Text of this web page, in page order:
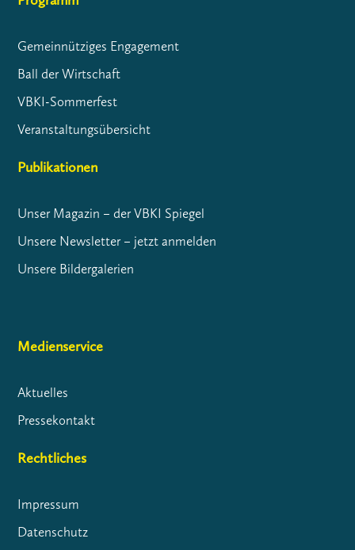
Gemeinnütziges Engagement
Ball der Wirtschaft
VBKI-Sommerfest
Veranstaltungsübersicht
Publikationen
Unser Magazin – der VBKI Spiegel
Unsere Newsletter – jetzt anmelden
Unsere Bildergalerien
Medienservice
Aktuelles
Pressekontakt
Rechtliches
Impressum
Datenschutz